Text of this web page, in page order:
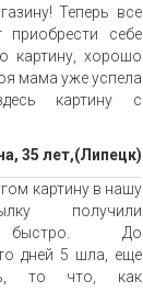
Теперь все
себе
картину, хорошо
мама уже успела
картину с
35 лет,(Липецк)
картину в нашу
получили
быстро. До
дней 5 шла, еще
то что, как